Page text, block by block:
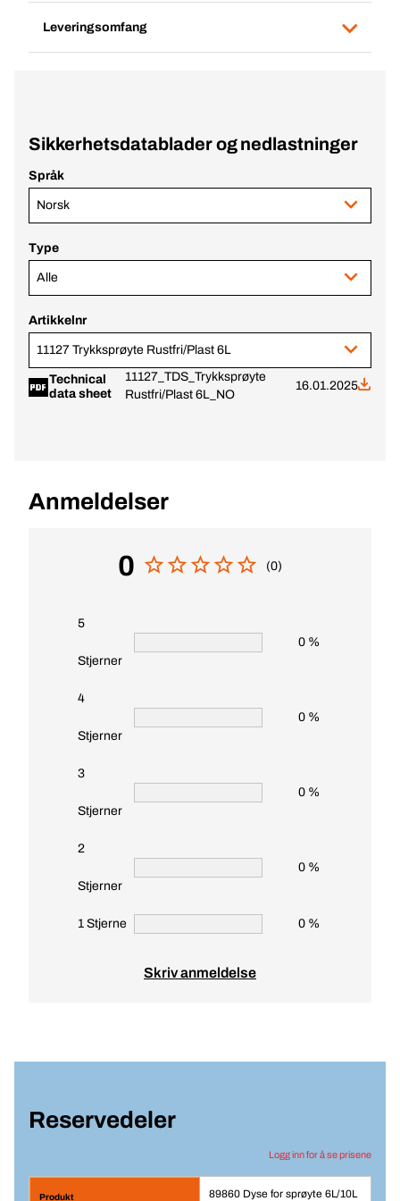
Leveringsomfang
Sikkerhetsdatablader og nedlastninger
Språk
Norsk
Type
Alle
Artikkelnr
11127 Trykksprøyte Rustfri/Plast 6L
Technical
data sheet
11127_TDS_Trykksprøyte
Rustfri/Plast 6L_NO
16.01.2025
Anmeldelser
0 (0)
5
Stjerner
0 %
4
Stjerner
0 %
3
Stjerner
0 %
2
Stjerner
0 %
1 Stjerne 0 %
Skriv anmeldelse
Reservedeler
Logg inn for å se prisene
89860 Dyse for sprøyte 6L/10L